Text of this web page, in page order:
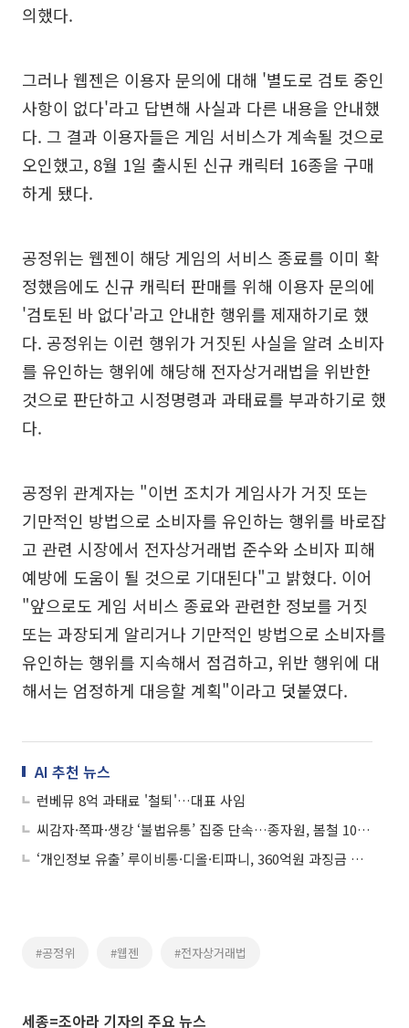
의했다.
그러나 웹젠은 이용자 문의에 대해 '별도로 검토 중인
사항이 없다'라고 답변해 사실과 다른 내용을 안내했
다. 그 결과 이용자들은 게임 서비스가 계속될 것으로
오인했고, 8월 1일 출시된 신규 캐릭터 16종을 구매
하게 됐다.
공정위는 웹젠이 해당 게임의 서비스 종료를 이미 확
정했음에도 신규 캐릭터 판매를 위해 이용자 문의에
'검토된 바 없다'라고 안내한 행위를 제재하기로 했
다. 공정위는 이런 행위가 거짓된 사실을 알려 소비자
를 유인하는 행위에 해당해 전자상거래법을 위반한
것으로 판단하고 시정명령과 과태료를 부과하기로 했
다.
공정위 관계자는 "이번 조치가 게임사가 거짓 또는
기만적인 방법으로 소비자를 유인하는 행위를 바로잡
고 관련 시장에서 전자상거래법 준수와 소비자 피해
예방에 도움이 될 것으로 기대된다"고 밝혔다. 이어
"앞으로도 게임 서비스 종료와 관련한 정보를 거짓
또는 과장되게 알리거나 기만적인 방법으로 소비자를
유인하는 행위를 지속해서 점검하고, 위반 행위에 대
해서는 엄정하게 대응할 계획"이라고 덧붙였다.
AI 추천 뉴스
런베뮤 8억 과태료 '철퇴'…대표 사임
씨감자·쪽파·생강 ‘불법유통’ 집중 단속…종자원, 봄철 100건 적발에 강력 대응
‘개인정보 유출’ 루이비통·디올·티파니, 360억원 과징금 철퇴
#공정위 #웹젠 #전자상거래법
세종=조아라 기자의 주요 뉴스